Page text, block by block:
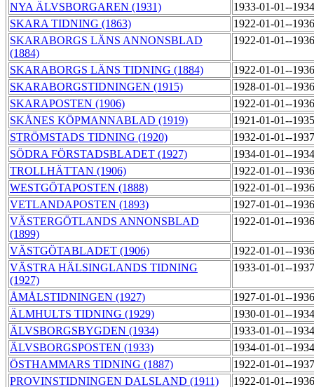
NYA ÄLVSBORGAREN (1931)
1933-01-01--
SKARA TIDNING (1863)
1922-01-01--
SKARABORGS LÄNS ANNONSBLAD
(1884)
1922-01-01--
SKARABORGS LÄNS TIDNING (1884)
1922-01-01--
SKARABORGSTIDNINGEN (1915)
1928-01-01--
SKARAPOSTEN (1906)
1922-01-01--
SKÅNES KÖPMANNABLAD (1919)
1921-01-01--
STRÖMSTADS TIDNING (1920)
1932-01-01--
SÖDRA FÖRSTADSBLADET (1927)
1934-01-01--
TROLLHÄTTAN (1906)
1922-01-01--
WESTGÖTAPOSTEN (1888)
1922-01-01--
VETLANDAPOSTEN (1893)
1927-01-01--
VÄSTERGÖTLANDS ANNONSBLAD
(1899)
1922-01-01--
VÄSTGÖTABLADET (1906)
1922-01-01--
VÄSTRA HÄLSINGLANDS TIDNING
(1927)
1933-01-01--
ÅMÅLSTIDNINGEN (1927)
1927-01-01--
ÄLMHULTS TIDNING (1929)
1930-01-01--
ÄLVSBORGSBYGDEN (1934)
1933-01-01--
ÄLVSBORGSPOSTEN (1933)
1934-01-01--
ÖSTHAMMARS TIDNING (1887)
1922-01-01--
PROVINSTIDNINGEN DALSLAND (1911)
1922-01-01--